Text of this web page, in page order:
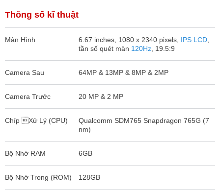
Thông số kĩ thuật
Màn Hình 6.67 inches, 1080 x 2340 pixels, IPS LCD,
tần số quét màn 120Hz, 19.5:9
Camera Sau 64MP & 13MP & 8MP & 2MP
Camera Trước 20 MP & 2 MP
Chíp Xử Lý (CPU)
Qualcomm SDM765 Snapdragon 765G (7
nm)
Bộ Nhớ RAM 6GB
Bộ Nhớ Trong (ROM) 128GB